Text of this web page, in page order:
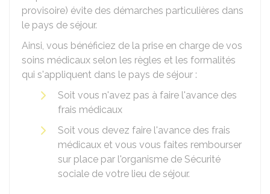
provisoire) évite des démarches particulières dans
le pays de séjour.
Ainsi, vous bénéficiez de la prise en charge de vos
soins médicaux selon les règles et les formalités
qui s'appliquent dans le pays de séjour :
Soit vous n'avez pas à faire l'avance des
frais médicaux
Soit vous devez faire l'avance des frais
médicaux et vous vous faites rembourser
sur place par l'organisme de Sécurité
sociale de votre lieu de séjour.